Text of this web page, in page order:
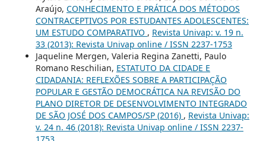
Araújo, CONHECIMENTO E PRÁTICA DOS MÉTODOS
CONTRACEPTIVOS POR ESTUDANTES ADOLESCENTES:
UM ESTUDO COMPARATIVO , Revista Univap: v. 19 n.
33 (2013): Revista Univap online / ISSN 2237-1753
Jaqueline Mergen, Valeria Regina Zanetti, Paulo
Romano Reschilian, ESTATUTO DA CIDADE E
CIDADANIA: REFLEXÕES SOBRE A PARTICIPAÇÃO
POPULAR E GESTÃO DEMOCRÁTICA NA REVISÃO DO
PLANO DIRETOR DE DESENVOLVIMENTO INTEGRADO
DE SÃO JOSÉ DOS CAMPOS/SP (2016) , Revista Univap:
v. 24 n. 46 (2018): Revista Univap online / ISSN 2237-